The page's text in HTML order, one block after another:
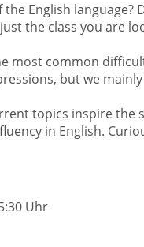
English
the class you are
most common
but we
topics inspire the
in English.
Uhr